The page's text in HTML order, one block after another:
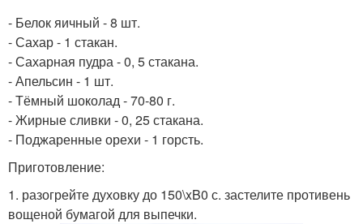
- Белок яичный - 8 шт.
- Сахар - 1 стакан.
- Сахарная пудра - 0, 5 стакана.
- Апельсин - 1 шт.
- Тёмный шоколад - 70-80 г.
- Жирные сливки - 0, 25 стакана.
- Поджаренные орехи - 1 горсть.
Приготовление:
1. разогрейте духовку до 150\xB0 с. застелите противень
вощеной бумагой для выпечки.